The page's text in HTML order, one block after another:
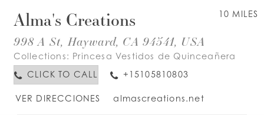
10 MILES
Alma's Creations
998 A St, Hayward, CA 94541, USA
Collections: Princesa Vestidos de Quinceañera
CLICK TO CALL
+15105810803
VER DIRECCIONES almascreations.net